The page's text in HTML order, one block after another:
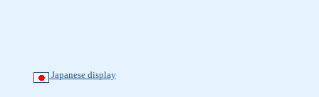
Japanese display